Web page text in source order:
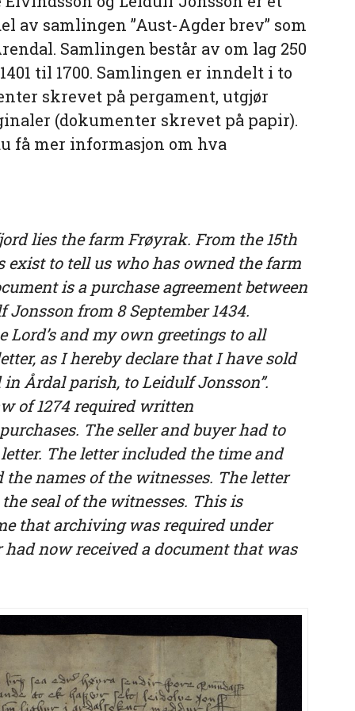
av samlingen ”Aust-Agder brev” som
Samlingen består av om lag 250
til 1700. Samlingen er inndelt i to
skrevet på pergament, utgjør
(dokumenter skrevet på papir).
få mer informasjon om hva
lies the farm Frøyrak. From the 15th
exist to tell us who has owned the farm
is a purchase agreement between
from 8 September 1434.
Lord’s and my own greetings to all
as I hereby declare that I have sold
Årdal parish, to Leidulf Jonsson”.
of 1274 required written
The seller and buyer had to
The letter included the time and
names of the witnesses. The letter
seal of the witnesses. This is
that archiving was required under
now received a document that was